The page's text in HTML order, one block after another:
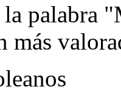
palabra
más